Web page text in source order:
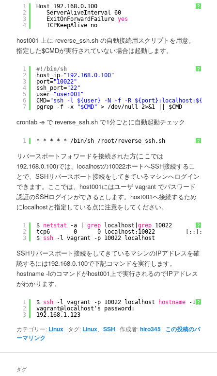
?
1
2
3
4
Host 192.168.0.100
ServerAliveInterval 60
ExitOnForwardFailure yes
TCPKeepAlive no
host001 上に reverse_ssh.sh の自動接続用スクリプトを用意。
指定した$CMDが実行されていない場合は起動します。
?
1
2
3
4
5
6
7
#!/bin/sh
host_ip="192.168.0.100"
port="10022"
ssh_port="22"
user="user001"
CMD="ssh -l ${user} -N -f -R
pgrep -f -x
"$CMD" > /dev/null 2>&1 || $CMD
crontab -e で reverse_ssh.sh で1分ごとに自動起動チェック
?
1 * * * * * /bin/sh /root/reverse_ssh.sh
リバースポートフォワードを接続された方(ここでは
192.168.0.100)では、localhostの10022ポートへSSH接続するこ
とで、SSHリバースポート接続をしてきているマシンへログイン
できます。ここでは、host001にはユーザ vagrant でパスワード
認証のSSHログインができるとします。host001へ接続するため
にlocalhostと指定している点に注意をしてください。
?
1
2
3
$ netstat -a | grep localhost|grep 10022
tcp6       0      0 localhost:10022         [::]:*
$ ssh -l vagrant -p 10022 localhost
SSHリバースポート接続をしてきているマシンのIPアドレスを確
認するには192.168.0.100で下記コマンドを実行します。
hostname -Iのコマンドがhost001上で実行されるのでIPアドレス
がわかります。
?
1
2
3
$ ssh -l vagrant -p 10022 localhost hostname
-I
vagrant@localhost's password:
192.168.1.123
カテゴリー: Linux タグ: Linux 、SSH 作成者:hiro345 この投稿のパ
ーマリンク
タグ